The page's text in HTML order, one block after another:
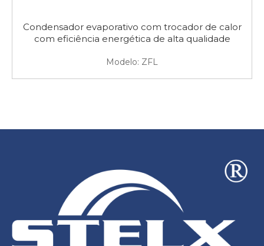
Condensador evaporativo com trocador de calor
com eficiência energética de alta qualidade
Modelo: ZFL